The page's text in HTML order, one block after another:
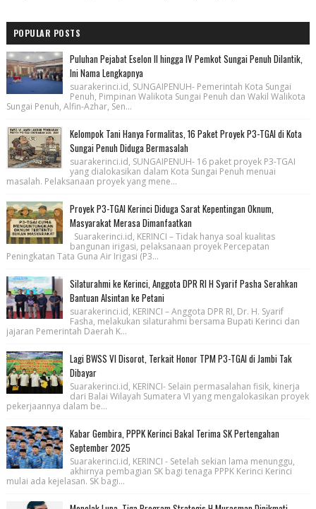
POPULAR POSTS
Puluhan Pejabat Eselon II hingga IV Pemkot Sungai Penuh Dilantik,
Ini Nama Lengkapnya
suarakerinci.id, SUNGAIPENUH- Pemerintah Kota Sungai
Penuh, Pimpinan Walikota Sungai Penuh dan Wakil Walikota
Sungai Penuh, Alfin-Azhar, Sen...
Kelompok Tani Hanya Formalitas, 16 Paket Proyek P3-TGAI di Kota
Sungai Penuh Diduga Bermasalah
suarakerinci.id, SUNGAIPENUH- 16 paket proyek P3-TGAI
yang dialokasikan dalam Kota Sungai Penuh menuai
masalah. Pelaksanaan proyek yang mene...
Proyek P3-TGAI Kerinci Diduga Sarat Kepentingan Oknum,
Masyarakat Merasa Dimanfaatkan
Suarakerinci.id, KERINCI – Tidak hanya soal kualitas
bangunan irigasi, pelaksanaan proyek Percepatan
Peningkatan Tata Guna Air Irigasi (P3...
Silaturahmi ke Kerinci, Anggota DPR RI H Syarif Pasha Serahkan
Bantuan Alsintan ke Petani
suarakerinci.id, KERINCI – Anggota DPR RI, Dr. H. Syarif
Fasha, melakukan silaturahmi bersama Bupati Kerinci dan
jajaran Pemerintah Daerah K...
Lagi BWSS VI Disorot, Terkait Honor TPM P3-TGAI di Jambi Tak
Dibayar
Suarakerinci.id, KERINCI- Selain permasalahan fisik, kinerja
dari Balai Wilayah Sumatera VI yang mengalokasikan proyek
pekerjaannya dalam be...
Kabar Gembira, PPPK Kerinci Bakal Terima SK Pertengahan
September 2025
Suarakerinci.id, KERINCI - Setelah sekian lama menunggu,
akhirnya pembagian SK bagi tenaga PPPK Kerinci Kerinci
mulai ada kejelasan. SK bagi...